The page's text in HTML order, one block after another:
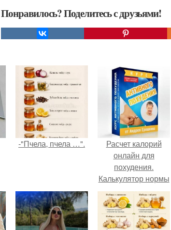
Понравилось? Поделитесь с друзьями!
-"Пчела, пчела …".
Расчет калорий
онлайн для
похудения.
Калькулятор нормы
потребления
калорий